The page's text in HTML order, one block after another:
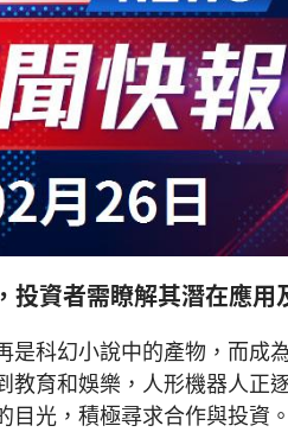
資者需瞭解其潛在應用
科幻小說中的產物，而成
育和娛樂，人形機器人正
光，積極尋求合作與投資。